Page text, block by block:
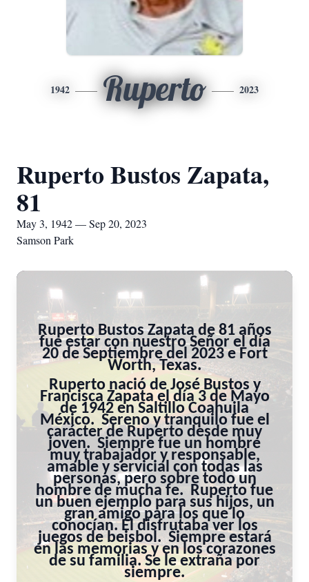
1942 Ruperto 2023
Ruperto Bustos Zapata,
81
May 3, 1942 — Sep 20, 2023
Samson Park
Ruperto Bustos Zapata de 81 años
fue estar con nuestro Señor el día
20 de Septiembre del 2023 e Fort
Worth, Texas.
Ruperto nació de José Bustos y
Francisca Zapata el día 3 de Mayo
de 1942 en Saltillo Coahuila
México. Sereno y tranquilo fue el
carácter de Ruperto desde muy
joven. Siempre fue un hombre
muy trabajador y responsable,
amable y servicial con todas las
personas, pero sobre todo un
hombre de mucha fe. Ruperto fue
un buen ejemplo para sus hijos, un
gran amigo para los que lo
conocían. El disfrutaba ver los
juegos de beisbol. Siempre estará
en las memorias y en los corazones
de su familia. Se le extraña por
siempre.